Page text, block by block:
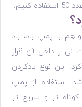
هم با پمپ باد، باد
نی را داخل آن قرار
این نوع بادکردن
استفاده از پمپ
کوتاه تر و سریع تر